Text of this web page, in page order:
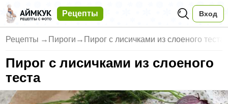
Рецепты Вход
Рецепты → Пироги → Пирог с лисичками из слоеного теста
Пирог с лисичками из слоеного
теста